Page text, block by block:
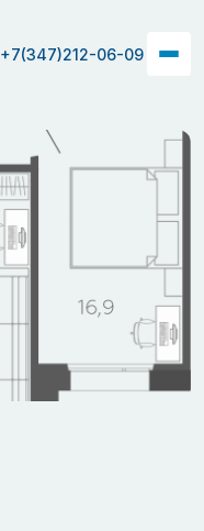
+7(347)212-06-09